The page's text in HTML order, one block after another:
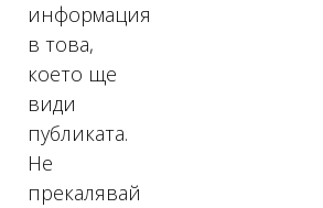
информация
в това,
което ще
види
публиката.
Не
прекалявай